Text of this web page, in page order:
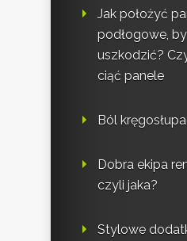
Jak położyć
podłogowe,
uszkodzić?
ciąć panele
Ból
Dobra ekipa
czyli jaka?
Stylowe